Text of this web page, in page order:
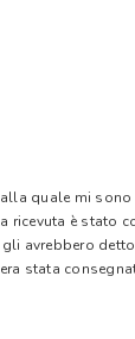
quale mi
è stato
avrebbero
stata